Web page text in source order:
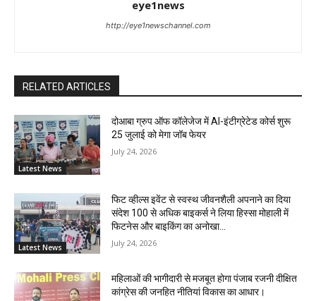
eye1news
http://eye1newschannel.com
RELATED ARTICLES
Latest News
दोआबा ग्रुप ऑफ कॉलेजेज में AI-इंटीग्रेटेड कोर्स शुरू
25 जुलाई को मेगा जॉब फेयर
July 24, 2026
Latest News
फिट व्हील्स इवेंट से स्वस्थ जीवनशैली अपनाने का दिया
संदेश 100 से अधिक बाइकर्स ने लिया हिस्सा मोहाली में
फिटनेस और बाइकिंग का अनोखा...
July 24, 2026
महिलाओं की भागीदारी से मजबूत होगा पंजाब रजनी दीक्षित
कांग्रेस की जनहित नीतियां विकास का आधार।